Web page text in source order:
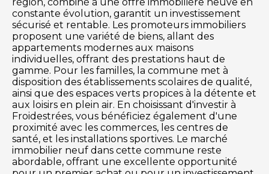
constante évolution, garantit un investissement
sécurisé et rentable. Les promoteurs immobiliers
proposent une variété de biens, allant des
appartements modernes aux maisons
individuelles, offrant des prestations haut de
gamme. Pour les familles, la commune met à
disposition des établissements scolaires de qualité,
ainsi que des espaces verts propices à la détente et
aux loisirs en plein air. En choisissant d'investir à
Froidestrées, vous bénéficiez également d'une
proximité avec les commerces, les centres de
santé, et les installations sportives. Le marché
immobilier neuf dans cette commune reste
abordable, offrant une excellente opportunité